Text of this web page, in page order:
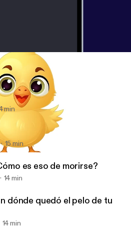
de la curiosidad
por adopción
min
mágico
15 min
es eso de morirse?
14 min
dónde quedó el pelo de tu
14 min